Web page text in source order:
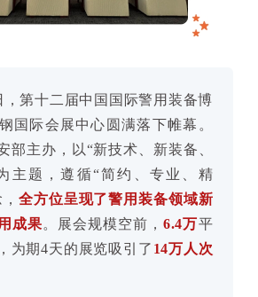
，第十二届中国国际警用装备博
国际会展中心圆满落下帷幕。
部主办，以“新技术、新装备、
主题，遵循“简约、专业、精
全方位呈现了警用装备领域新
成果。展会规模空前，6.4万平
为期4天的展览吸引了 14万人次